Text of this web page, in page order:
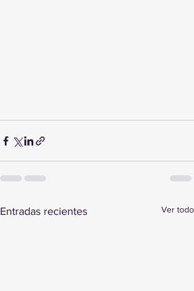
Entradas recientes Ver todo